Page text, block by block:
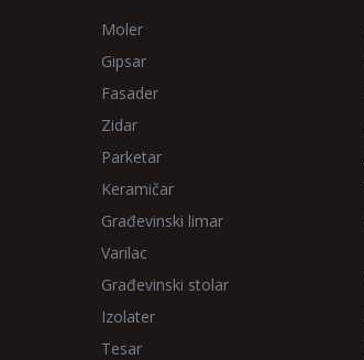
Moler
Gipsar
Fasader
Zidar
Parketar
Keramičar
Građevinski limar
Varilac
Građevinski stolar
Izolater
Tesar